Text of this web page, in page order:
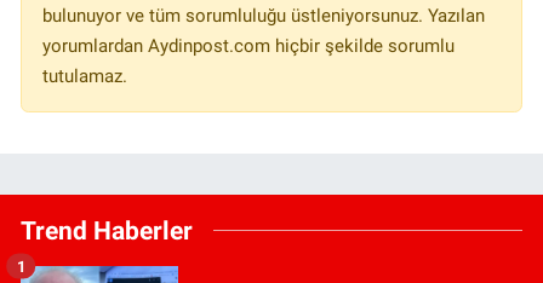
bulunuyor ve tüm sorumluluğu üstleniyorsunuz. Yazılan
yorumlardan Aydinpost.com hiçbir şekilde sorumlu
tutulamaz.
Trend Haberler
1